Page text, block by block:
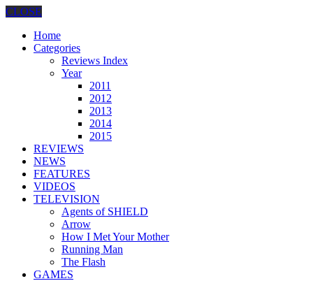
CLOSE
Home
Categories
Reviews Index
Year
2011
2012
2013
2014
2015
REVIEWS
NEWS
FEATURES
VIDEOS
TELEVISION
Agents of SHIELD
Arrow
How I Met Your Mother
Running Man
The Flash
GAMES